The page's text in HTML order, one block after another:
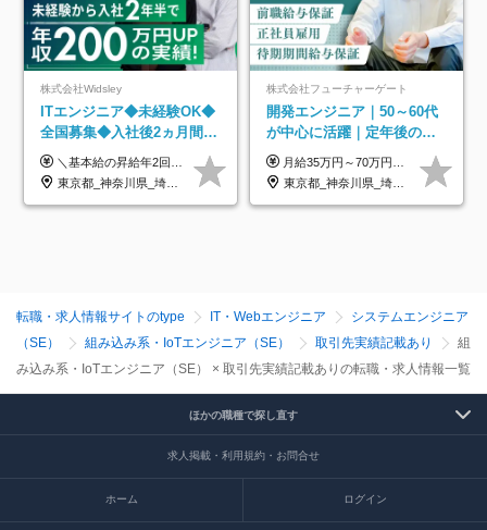
株式会社Widsley
ITエンジニア◆未経験OK◆
全国募集◆入社後2ヵ月間は
研修のみ◆フルリモート
OK◆残業月3h◆服装髪型自
＼基本給の昇給年2回＆プロジェクト手当による昇給年12回！！／ 【経験者の場合】 月給33万円～70万円＋プロジェクト手当＋資格手当 ★スキルや経験を考慮の上、優遇します ★上記給与には固定残業代20時間分(月4万3883円～)を含みます。残業が超過した場合は、追加支給します(残業は月平均3時間とほぼ発生しません。残業がなくても、固定残業代は支給されます) ★試用期間中も、月給や福利厚生等は同じです ---------- 【未経験者の場合】 月給26万円～50万円＋プロジェクト手当＋資格手当 ★スキルや経験を考慮の上、優遇します ★上記給与には固定残業代20時間分(月3万719円～)を含みます。残業が超過した場合は、追加支給します(残業は月平均3時間とほぼ発生しません。残業がなくても、固定残業代は支給されます) ★試用期間6ヵ月あり ・1ヶ月目～：月給23万円～ ・2ヶ月目～6ヶ月目：月給23万円～＋プロジェクト手当1～3万円 （上記給与にはそれぞれ固定残業代20時間分(月3万719円～)を含み、超過した場合は追加支給します。） ---------- 【プロジェクト手当について】 参画するプロジェクトの単価に応じて毎月の歩合給を支給します 業界内でもトップクラスの高還元です！
東京都_神奈川県_埼玉県_千葉県_大阪府_愛知県_北海道_青森県_岩手県_宮城県_秋田県_山形県_福島県_茨城県_栃木県_群馬県_新潟県_山梨県_長野県_富山県_石川県_福井県_静岡県_岐阜県_三重県_兵庫県_京都府_滋賀県_奈良県_和歌山県_広島県_岡山県_鳥取県_島根県_山口県_徳島県_香川県_愛媛県_高知県_福岡県_熊本県_佐賀県_長崎県_大分県_宮崎県_鹿児島県_沖縄県
株式会社フューチャーゲート
開発エンジニア｜50～60代
が中心に活躍｜定年後の給
与減ナシ｜年収50万円アッ
プ実績／昇給率92％（直近3
年）
月給35万円～70万円（固定残業代30時間分63,869円～を含む）+賞与年1回 ※30時間を超える分は別途支給します ●これまでのご経験・スキル・前職給与をできる限り考慮します ●待機期間も給与を100％支給します ●試用期間中も給与や福利厚生は同じです ≪年収を維持しながら長く働けます！≫ 一般的な企業では55歳や60歳を機に年収が下がりますが、 当社は役職などではなく「スキルや経験」で評価。 エンジニアとして長く働きながら あなたにふさわしい年収を維持できます！
東京都_神奈川県_埼玉県_千葉県
転職・求人情報サイトのtype IT・Webエンジニア
システムエンジニア
（SE）
組み込み系・IoTエンジニア（SE） 取引先実績記載あり
組
み込み系・IoTエンジニア（SE） × 取引先実績記載ありの転職・求人情報一覧
ほかの職種で探し直す
求人掲載・利用規約・お問合せ
ホーム ログイン